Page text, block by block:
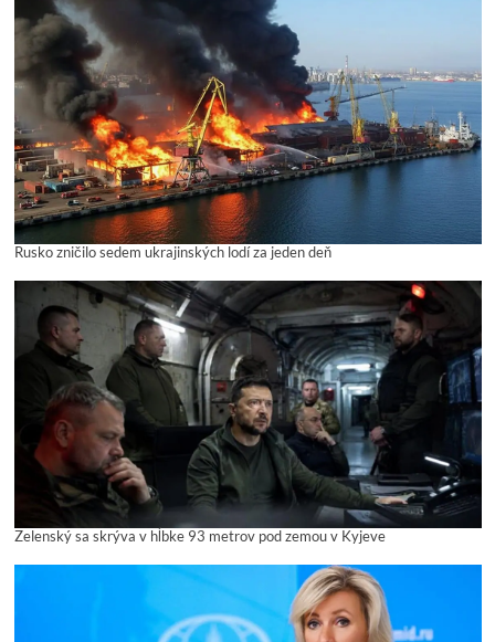
Rusko zničilo sedem ukrajinských lodí za jeden deň
Zelenský sa skrýva v hĺbke 93 metrov pod zemou v Kyjeve